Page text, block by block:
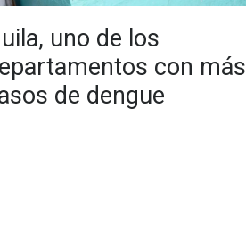
uno de los
con más
de dengue